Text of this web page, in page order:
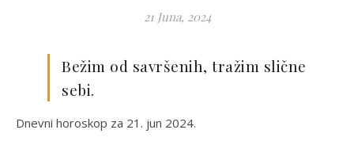
21 Juna, 2024
Bežim od savršenih, tražim slične
sebi.
Dnevni horoskop za 21. jun 2024.